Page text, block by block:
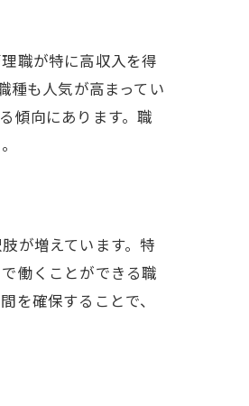
職が特に高収入を得
種も人気が高まってい
傾向にあります。職
が増えています。特
働くことができる職
を確保することで、